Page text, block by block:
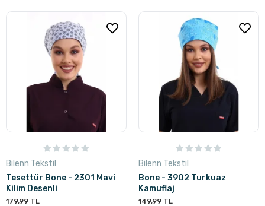
Bilenn Tekstil
Tesettür Bone - 2301 Mavi
Kilim Desenli
179,99 TL
Bilenn Tekstil
Bone - 3902 Turkuaz
Kamuflaj
149,99 TL